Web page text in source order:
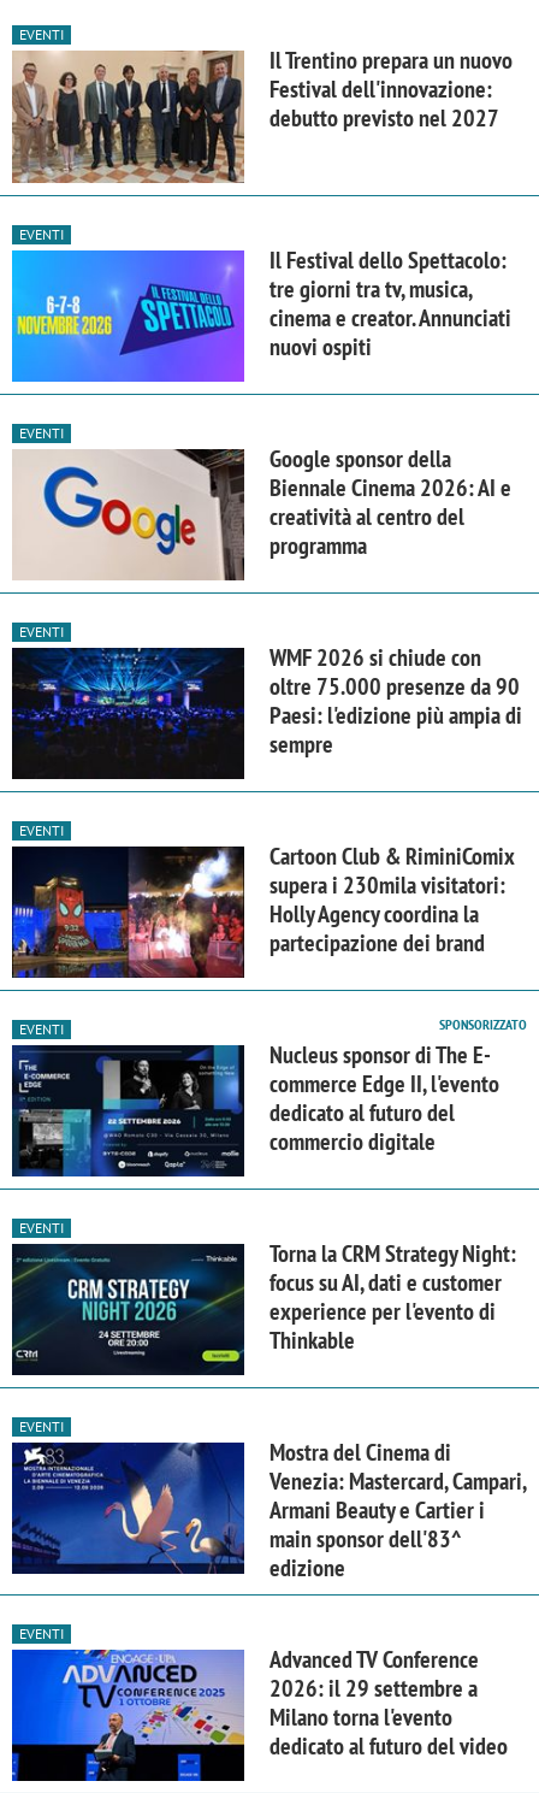
EVENTI
Il Trentino prepara un nuovo
Festival dell'innovazione:
debutto previsto nel 2027
EVENTI
Il Festival dello Spettacolo:
tre giorni tra tv, musica,
cinema e creator. Annunciati
nuovi ospiti
EVENTI
Google sponsor della
Biennale Cinema 2026: AI e
creatività al centro del
programma
EVENTI
WMF 2026 si chiude con
oltre 75.000 presenze da 90
Paesi: l'edizione più ampia di
sempre
EVENTI
Cartoon Club & RiminiComix
supera i 230mila visitatori:
Holly Agency coordina la
partecipazione dei brand
EVENTI SPONSORIZZATO
Nucleus sponsor di The E-
commerce Edge II, l'evento
dedicato al futuro del
commercio digitale
EVENTI
Torna la CRM Strategy Night:
focus su AI, dati e customer
experience per l'evento di
Thinkable
EVENTI
Mostra del Cinema di
Venezia: Mastercard, Campari,
Armani Beauty e Cartier i
main sponsor dell'83^
edizione
EVENTI
Advanced TV Conference
2026: il 29 settembre a
Milano torna l'evento
dedicato al futuro del video